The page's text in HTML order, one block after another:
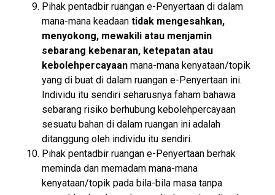
Pihak pentadbir ruangan e-Penyertaan di dalam
mana-mana keadaan tidak mengesahkan,
menyokong, mewakili atau menjamin
sebarang kebenaran, ketepatan atau
kebolehpercayaan mana-mana kenyataan/topik
yang di buat di dalam ruangan e-Penyertaan ini.
Individu itu sendiri seharusnya faham bahawa
sebarang risiko berhubung kebolehpercayaan
sesuatu bahan di dalam ruangan ini adalah
ditanggung oleh individu itu sendiri.
Pihak pentadbir ruangan e-Penyertaan berhak
meminda dan memadam mana-mana
kenyataan/topik pada bila-bila masa tanpa